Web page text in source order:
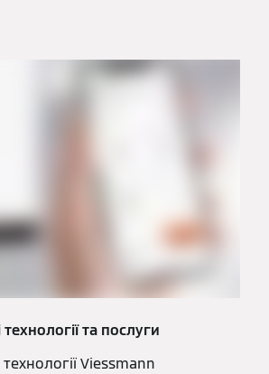
та послуги
Viessmann